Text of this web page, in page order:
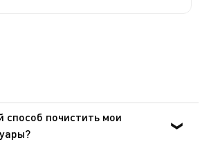
способ почистить мои